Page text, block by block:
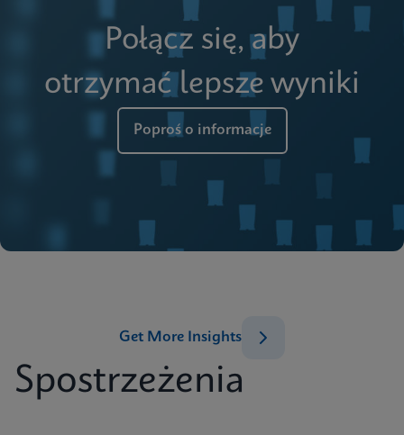
Połącz się, aby
otrzymać lepsze wyniki
Poproś o informacje
Spostrzeżenia
Get More Insights